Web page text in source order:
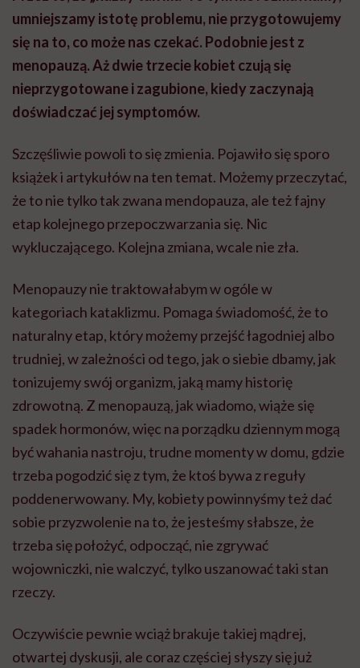
umniejszamy istotę problemu, nie przygotowujemy
się na to, co może nas czekać. Podobnie jest z
menopauzą. Aż dwie trzecie kobiet czują się
nieprzygotowane i zagubione, kiedy zaczynają
doświadczać jej symptomów.
Szczęśliwie powoli to się zmienia. Pojawiło się sporo
książek i artykułów na ten temat. Możemy przeczytać,
że to nie tylko tak zwana mendopauza, ale też fajny
etap kolejnego przepoczwarzania się. Nic
wykluczającego. Kolejna zmiana, wcale nie zła.
Menopauzy nie traktowałabym w ogóle w
kategoriach kataklizmu. Pomaga świadomość, że to
naturalny etap, który możemy przejść łagodniej albo
trudniej, w zależności od tego, jak o siebie dbamy, jak
tonizujemy swój organizm, jaką mamy historię
zdrowotną. Z menopauzą, jak wiadomo, wiąże się
spadek hormonów, więc na porządku dziennym mogą
być wahania nastroju, trudne momenty w domu, gdzie
trzeba pogodzić się z tym, że ktoś bywa z reguły
poddenerwowany. My, kobiety powinnyśmy też dać
sobie przyzwolenie na to, że jesteśmy słabsze, że
trzeba się położyć, odpocząć, nie zgrywać
wojowniczki, nie walczyć, tylko uszanować taki stan
rzeczy.
Oczywiście pewnie wciąż brakuje takiej mądrej,
otwartej dyskusji, ale coraz częściej słyszy się już